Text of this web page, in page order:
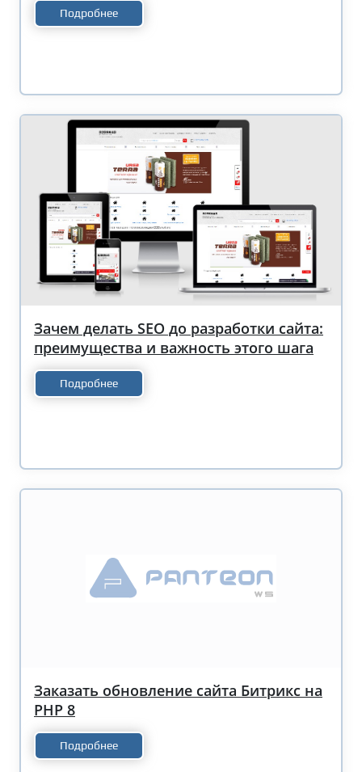
Подробнее
Зачем делать SEO до разработки сайта:
преимущества и важность этого шага
Подробнее
Заказать обновление сайта Битрикс на
PHP 8
Подробнее